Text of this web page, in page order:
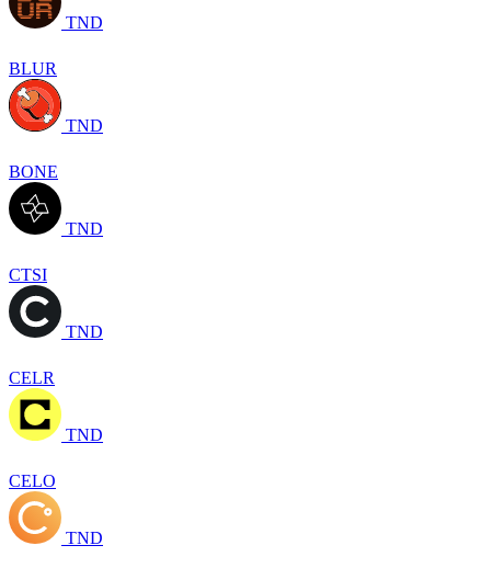
TND
BLUR
TND
BONE
TND
CTSI
TND
CELR
TND
CELO
TND